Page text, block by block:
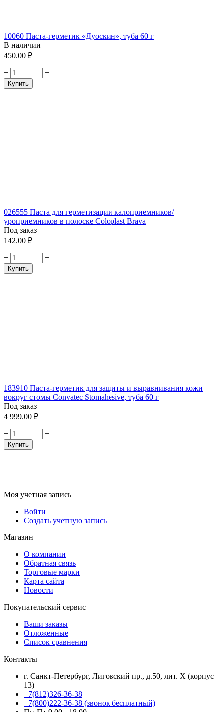
10060 Паста-герметик «Дуоскин», туба 60 г
В наличии
450.00 ₽
+
−
Купить
026555 Паста для герметизации калоприемников/
уроприемников в полоске Coloplast Brava
Под заказ
142.00 ₽
+
−
Купить
183910 Паста-герметик для защиты и выравнивания кожи
вокруг стомы Convatec Stomahesive, туба 60 г
Под заказ
4 999.00 ₽
+
−
Купить
Моя учетная запись
Войти
Создать учетную запись
Магазин
О компании
Обратная связь
Торговые марки
Карта сайта
Новости
Покупательский сервис
Ваши заказы
Отложенные
Список сравнения
Контакты
г. Санкт-Петербург, Лиговский пр., д.50, лит. Х (корпус
13)
+7(812)326-36-38
+7(800)222-36-38 (звонок бесплатный)